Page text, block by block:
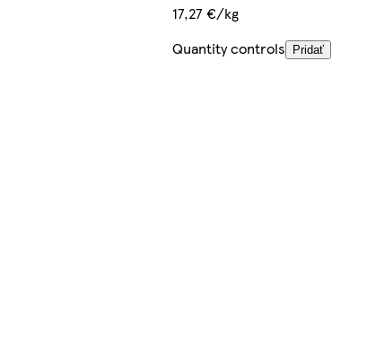
17,27 €/kg
Quantity controls
Pridať